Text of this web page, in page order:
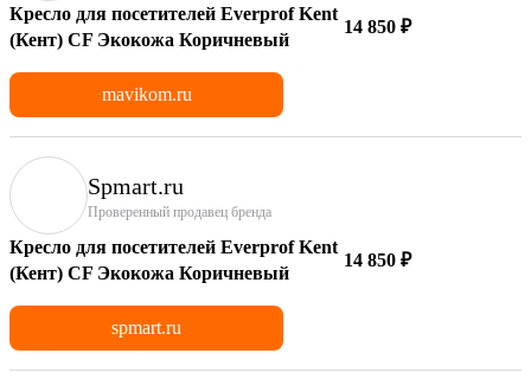
Кресло для посетителей Everprof Kent
(Кент) CF Экокожа Коричневый
14 850 ₽
mavikom.ru
Spmart.ru
Проверенный продавец бренда
Кресло для посетителей Everprof Kent
(Кент) CF Экокожа Коричневый
14 850 ₽
spmart.ru